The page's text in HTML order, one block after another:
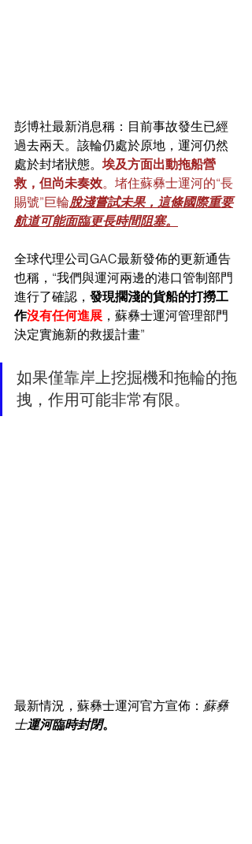
彭博社最新消息稱：目前事故發生已經
過去兩天。該輪仍處於原地，運河仍然
處於封堵狀態。 埃及方面出動拖船營
救，但尚未奏效。堵住蘇彝士運河的“長
賜號”巨輪脫淺嘗試未果，這條國際重要
航道可能面臨更長時間阻塞。
全球代理公司GAC最新發佈的更新通告
也稱，“我們與運河兩邊的港口管制部門
進行了確認， 發現擱淺的貨船的打撈工
作沒有任何進展 ，蘇彝士運河管理部門
決定實施新的救援計畫”
如果僅靠岸上挖掘機和拖輪的拖
拽，作用可能非常有限。
最新情況，蘇彝士運河官方宣佈： 蘇彝
士運河臨時封閉。